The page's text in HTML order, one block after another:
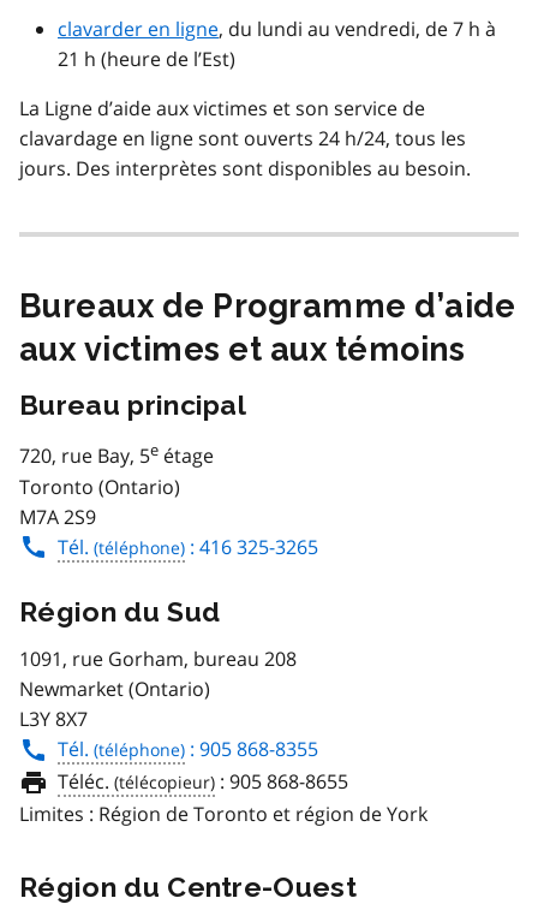
clavarder en ligne, du lundi au vendredi, de 7 h à
21 h (heure de l’Est)
La Ligne d’aide aux victimes et son service de
clavardage en ligne sont ouverts 24 h/24, tous les
jours. Des interprètes sont disponibles au besoin.
Bureaux de Programme d’aide
aux victimes et aux témoins
Bureau principal
720, rue Bay, 5e étage
Toronto (Ontario)
M7A 2S9
Tél.
: 416 325-3265
Région du Sud
1091, rue Gorham, bureau 208
Newmarket (Ontario)
L3Y 8X7
Tél.
: 905 868-8355
Téléc.
: 905 868-8655
Limites : Région de Toronto et région de York
Région du Centre-Ouest